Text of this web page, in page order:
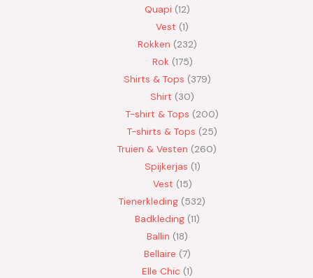
Quapi 12
Vest 1
Rokken 232
Rok 175
Shirts & Tops 379
Shirt
30
T-shirt & Tops
200
T-shirts & Tops
25
Truien & Vesten
260
Spijkerjas 1
Vest 15
Tienerkleding 532
Badkleding 11
Ballin 18
Bellaire 7
Elle Chic 1